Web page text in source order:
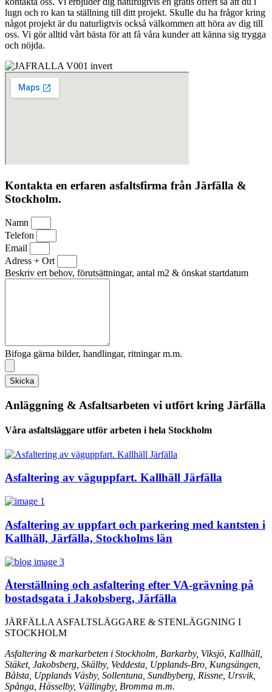
lugn och ro kan ta ställning till ditt projekt. Skulle du ha frågor kring
något projekt är du naturligtvis också välkommen att höra av dig till
oss. Vi gör alltid vårt bästa för att få våra kunder att känna sig trygga
och nöjda.
Kontakta en erfaren asfaltsfirma från Järfälla &
Stockholm.
Namn
Telefon
Email
Adress + Ort
Beskriv ert behov, förutsättningar, antal m2 & önskat startdatum
Bifoga gärna bilder, handlingar, ritningar m.m.
Skicka
Anläggning & Asfaltsarbeten vi utfört kring Järfälla
Våra asfaltsläggare utför arbeten i hela Stockholm
Asfaltering av väguppfart. Kallhäll Järfälla
Asfaltering av uppfart och parkering med kantsten i
Kallhäll, Järfälla, Stockholms län
Återställning och asfaltering efter VA-grävning på
bostadsgata i Jakobsberg, Järfälla
JÄRFÄLLA ASFALTSLÄGGARE & STENLÄGGNING I
STOCKHOLM
Asfaltering & markarbeten i Stockholm, Barkarby, Viksjö, Kallhäll,
Stäket, Jakobsberg, Skälby, Veddesta, Upplands-Bro, Kungsängen,
Bålsta, Upplands Väsby, Sollentuna, Sundbyberg, Rissne, Ursvik,
Spånga, Hässelby, Vällingby, Bromma m.m.